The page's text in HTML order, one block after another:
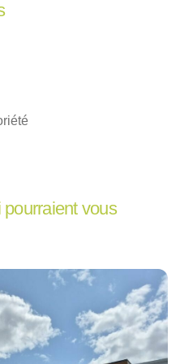
vous